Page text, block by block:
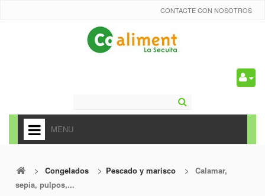
CONTACTE CON NOSOTROS
MENU
ALIMENTACIÓN
> Congelados > Pescado y marisco >
Calamar,
sepia, pulpos,...